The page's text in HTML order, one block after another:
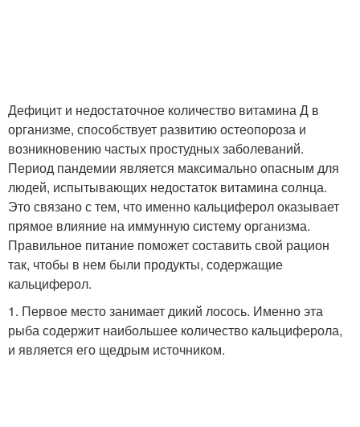
Дефицит и недостаточное количество витамина Д в
организме, способствует развитию остеопороза и
возникновению частых простудных заболеваний.
Период пандемии является максимально опасным для
людей, испытывающих недостаток витамина солнца.
Это связано с тем, что именно кальциферол оказывает
прямое влияние на иммунную систему организма.
Правильное питание поможет составить свой рацион
так, чтобы в нем были продукты, содержащие
кальциферол.
1. Первое место занимает дикий лосось. Именно эта
рыба содержит наибольшее количество кальциферола,
и является его щедрым источником.